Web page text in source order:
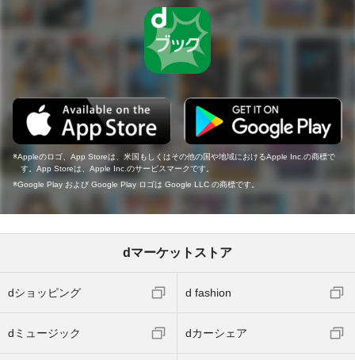
Appleのロゴ、App Storeは、米国もしくはその他の国や地域におけるApple Inc.の商標で
す。App Storeは、Apple Inc.のサービスマークです。
Google Play および Google Play ロゴは Google LLC の商標です。
dマーケットストア
dショッピング d fashion
dミュージック dカーシェア